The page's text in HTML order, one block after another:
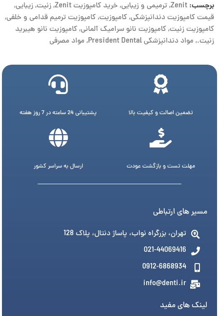
برچسب: Zenit
,ترمیمی و زیبایی, خرید کامپوزیت Zenit ,زنیت,زیبایی,
قیمت کامپوزیت دندانپزشکی,کامپوزیت,کامپوزیت ترمیم قدامی و خلفی,
کامپوزیت زنیت,کامپوزیت نانو سرامیک آلمانی,کامپوزیت نانو هیبرید
زنیت., مواد دندانپزشکی President Dental , مواد مصرفی
تضمین اصالت و کیفیت بالا پشتیبانی 24 ساعته در 7 روز هفته
مهلت تست و بازگشت عودت ارسال به سراسر کشور
مسیر های ارتباطی
تهران، بزرگراه نواب، پاساژ دنتال، پلاک 128
021-44069416
0912-6868934
info@denti.ir
لینک های مفید